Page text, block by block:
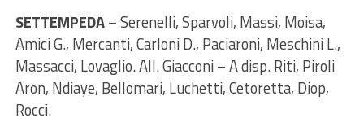
SETTEMPEDA– Serenelli, Sparvoli, Massi, Moisa,
Amici G., Mercanti, Carloni D., Paciaroni, Meschini L.,
Massacci, Lovaglio. All. Giacconi – A disp. Riti, Piroli
Aron, Ndiaye, Bellomari, Luchetti, Cetoretta, Diop,
Rocci.